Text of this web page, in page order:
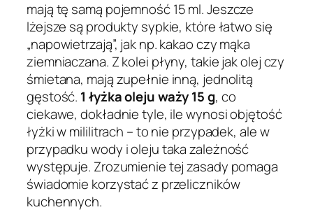
mają tę samą pojemność 15 ml. Jeszcze
lżejsze są produkty sypkie, które łatwo się
„napowietrzają”, jak np. kakao czy mąka
ziemniaczana. Z kolei płyny, takie jak olej czy
śmietana, mają zupełnie inną, jednolitą
gęstość. 1 łyżka oleju waży 15 g, co
ciekawe, dokładnie tyle, ile wynosi objętość
łyżki w mililitrach – to nie przypadek, ale w
przypadku wody i oleju taka zależność
występuje. Zrozumienie tej zasady pomaga
świadomie korzystać z przeliczników
kuchennych.